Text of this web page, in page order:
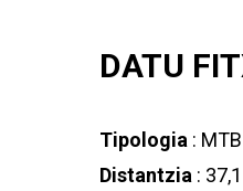
DATU
Tipologia : MTB
Distantzia :